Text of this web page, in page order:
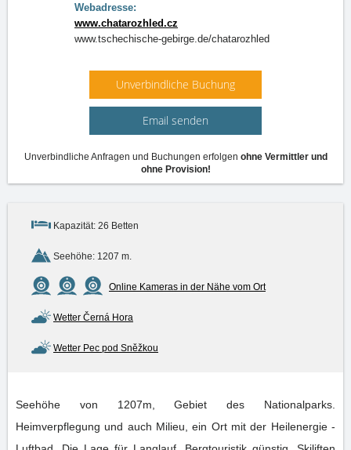
Webadresse:
www.chatarozhled.cz
www.tschechische-gebirge.de/chatarozhled
Unverbindliche Buchung
Email senden
Unverbindliche Anfragen und Buchungen erfolgen ohne Vermittler und
ohne Provision!
Kapazität: 26 Betten
Seehöhe: 1207 m.
Online Kameras in der Nähe vom Ort
Wetter Černá Hora
Wetter Pec pod Sněžkou
Seehöhe von 1207m, Gebiet des Nationalparks.
Heimverpflegung und auch Milieu, ein Ort mit der Heilenergie -